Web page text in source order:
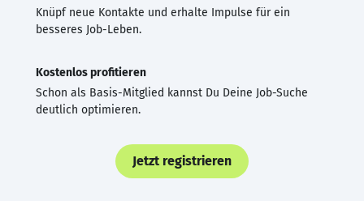
Knüpf neue Kontakte und erhalte Impulse für ein
besseres Job-Leben.
Kostenlos profitieren
Schon als Basis-Mitglied kannst Du Deine Job-Suche
deutlich optimieren.
Jetzt registrieren